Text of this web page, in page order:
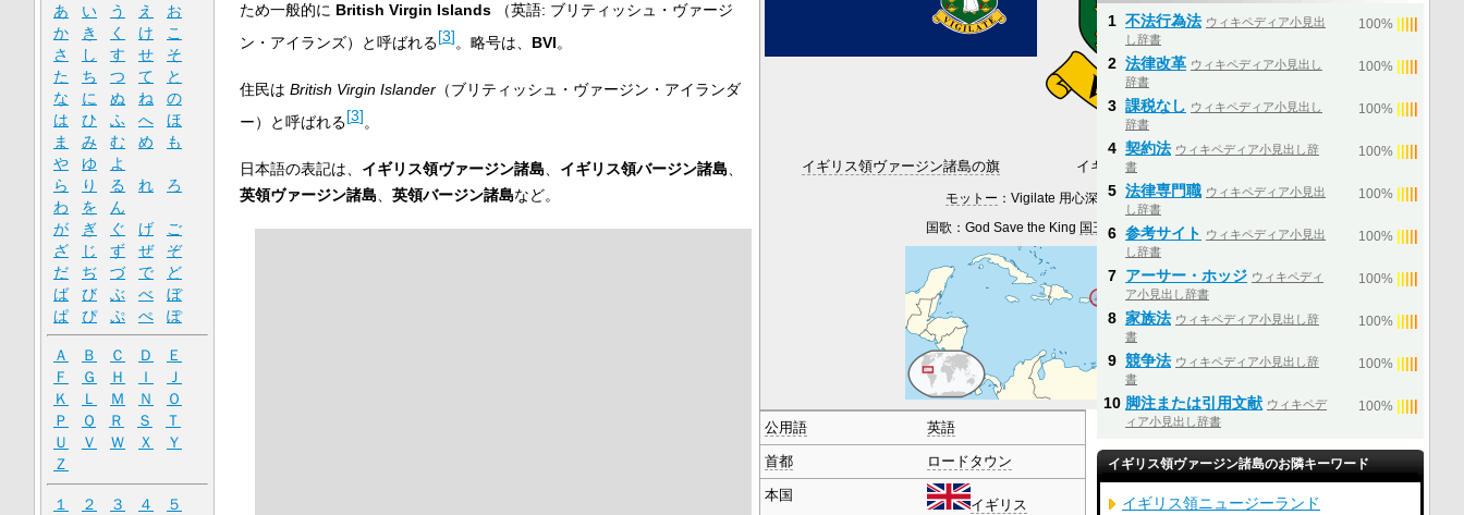
イギリス領ヴァージン諸島の旗 イギリス領ヴァージン諸島の紋章
モットー ：Vigilate 用心深くあれ
国歌：God Save the King 国王陛下万歳
公用語 英語
首都 ロードタウン
本国
イギリス
ため一般的に British Virgin Islands（英語: ブリティッシュ・ヴァージ
ン・アイランズ）と呼ばれる[3]。略号は、 BVI。
住民は British Virgin Islander（ブリティッシュ・ヴァージン・アイランダ
ー）と呼ばれる[3]。
日本語の表記は、 イギリス領ヴァージン諸島、 イギリス領バージン諸島、
英領ヴァージン諸島、 英領バージン諸島など。
あ い う え
お
か
き く け
こ
さ
し す せ
そ
た
ち つ て
と
な
に ぬ ね
の
は
ひ ふ へ
ほ
ま
み む め
も
や
ゆ
よ
ら
り る れ
ろ
わ
を
ん
が
ぎ ぐ げ
ご
ざ
じ ず ぜ
ぞ
だ
ぢ づ で
ど
ば
び ぶ べ
ぼ
ぱ
ぴ ぷ ぺ ぽ
Ａ Ｂ Ｃ Ｄ
Ｅ
Ｆ
Ｇ Ｈ Ｉ
Ｊ
Ｋ
Ｌ Ｍ Ｎ
Ｏ
Ｐ
Ｑ Ｒ Ｓ
Ｔ
Ｕ
Ｖ Ｗ Ｘ
Ｙ
Ｚ
１ ２ ３ ４
５
1 不法行為法 ウィキペディア小見出
し辞書
100%
2 法律改革 ウィキペディア小見出し
辞書
100%
3 課税なし ウィキペディア小見出し
辞書
100%
4 契約法 ウィキペディア小見出し辞
書
100%
5 法律専門職 ウィキペディア小見出
し辞書
100%
6 参考サイト ウィキペディア小見出
し辞書
100%
7 アーサー・ホッジ ウィキペディ
ア小見出し辞書
100%
8 家族法 ウィキペディア小見出し辞
書
100%
9 競争法 ウィキペディア小見出し辞
書
100%
10 脚注または引用文献 ウィキペデ
ィア小見出し辞書
100%
イギリス領ヴァージン諸島のお隣キーワード
イギリス領ニュージーランド